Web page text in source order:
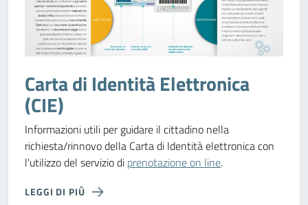
Carta di Identità Elettronica
(CIE)
Informazioni utili per guidare il cittadino nella
richiesta/rinnovo della Carta di Identità elettronica con
l'utilizzo del servizio di prenotazione on line.
LEGGI DI PIÙ